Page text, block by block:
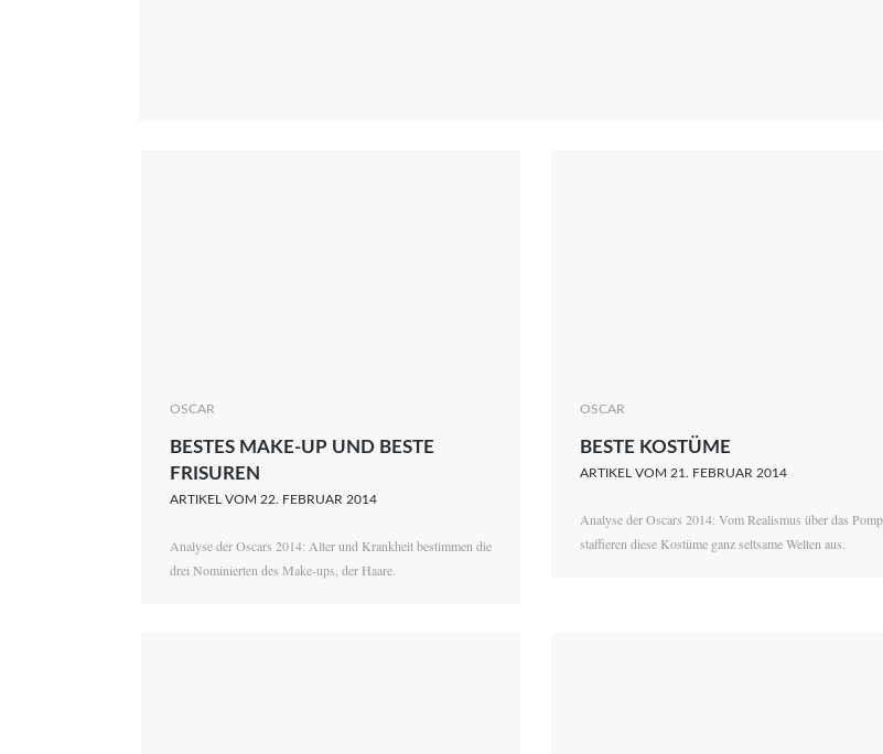
OSCAR
BESTES MAKE-UP UND BESTE
FRISUREN
ARTIKEL VOM 22. FEBRUAR 2014
Analyse der Oscars 2014: Alter und Krankheit bestimmen die
drei Nominierten des Make-ups, der Haare.
OSCAR
BESTE KOSTÜME
ARTIKEL VOM 21. FEBRUAR 2014
Analyse der Oscars 2014: Vom Realismus über das
staffieren diese Kostüme ganz seltsame Welten aus.